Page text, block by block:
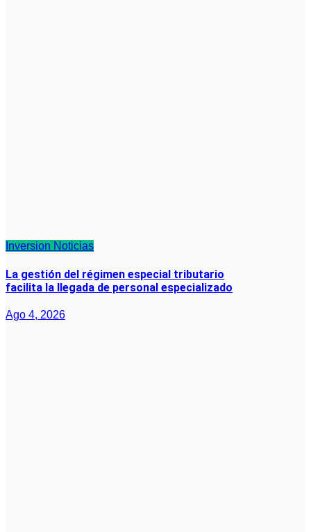
Inversion Noticias
La gestión del régimen especial tributario
facilita la llegada de personal especializado
Ago 4, 2026